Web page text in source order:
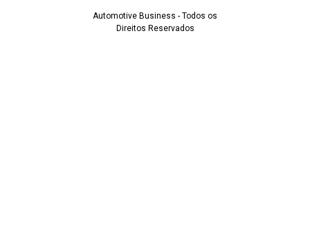
Automotive Business - Todos os
Direitos Reservados